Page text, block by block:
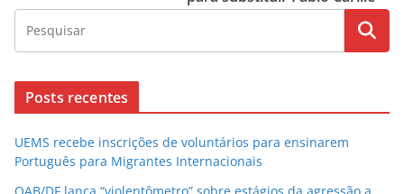
Posts recentes
UEMS recebe inscrições de voluntários para ensinarem
Português para Migrantes Internacionais